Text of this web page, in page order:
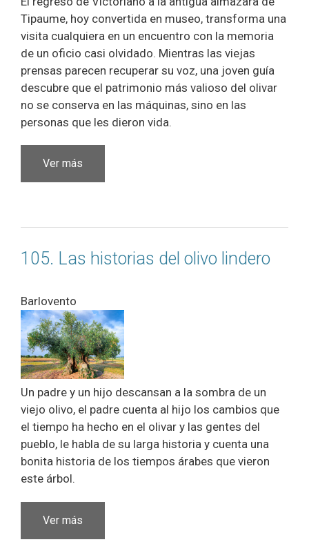
Tipaume, hoy convertida en museo, transforma una
visita cualquiera en un encuentro con la memoria
de un oficio casi olvidado. Mientras las viejas
prensas parecen recuperar su voz, una joven guía
descubre que el patrimonio más valioso del olivar
no se conserva en las máquinas, sino en las
personas que les dieron vida.
Ver más
105. Las historias del olivo lindero
Barlovento
Un padre y un hijo descansan a la sombra de un
viejo olivo, el padre cuenta al hijo los cambios que
el tiempo ha hecho en el olivar y las gentes del
pueblo, le habla de su larga historia y cuenta una
bonita historia de los tiempos árabes que vieron
este árbol.
Ver más